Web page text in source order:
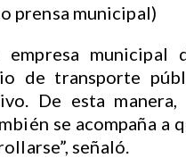
prensa municipal)
empresa municipal
de transporte
De esta
se acompaña a
señaló.